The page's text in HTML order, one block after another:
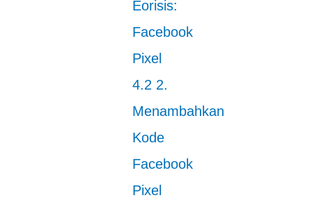
Eorisis:
Facebook
Pixel
4.2 2.
Menambahkan
Kode
Facebook
Pixel